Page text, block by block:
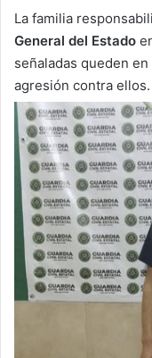
La familia
General del Estado
señaladas queden
agresión contra ellos.